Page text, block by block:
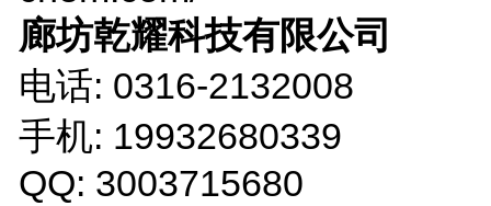
廊坊乾耀科技有限公司
电话: 0316-2132008
手机: 19932680339
QQ: 3003715680